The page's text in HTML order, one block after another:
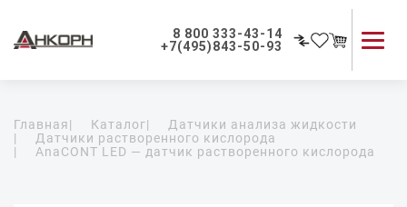
8 800 333-43-14
+7(495)843-50-93
Применение приборов
Как мы работаем
Главная| Каталог|
Датчики анализа жидкости
|
Датчики растворенного кислорода
|
AnaCONT LED — датчик растворенного кислорода